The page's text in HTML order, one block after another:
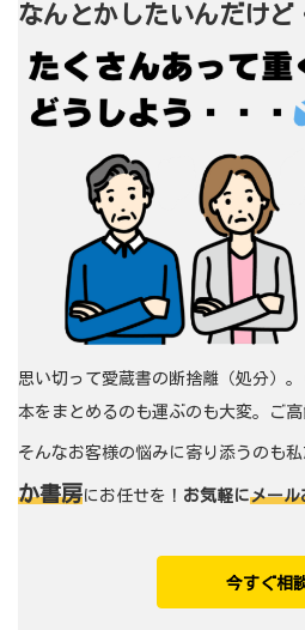
なんとかしたいんだけど
思い切って愛蔵書の断捨離（処分）
本をまとめるのも運ぶのも大変。ご高
そんなお客様の悩みに寄り添うのも私
か書房にお任せを！ お気軽にメール
今すぐ相